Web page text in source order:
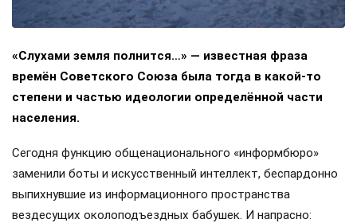
«Слухами земля полнится…» — известная фраза
времён Советского Союза была тогда в какой-то
степени и частью идеологии определённой части
населения.
Сегодня функцию общенационального «информбюро»
заменили боты и искусственный интеллект, беспардонно
выпихнувшие из информационного пространства
вездесущих околоподъездных бабушек. И напрасно: